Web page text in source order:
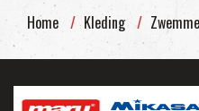
Home Kleding